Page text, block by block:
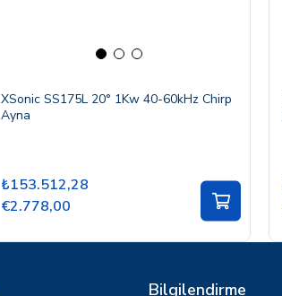
XSonic SS175L 20° 1Kw 40-60kHz Chirp
Ayna
₺153.512,28
€2.778,00
Bilgilendirme